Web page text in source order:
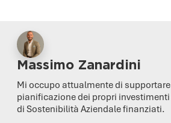
Massimo Zanardini
Mi occupo attualmente di
pianificazione dei propri
di Sostenibilità Aziendale finanziati.